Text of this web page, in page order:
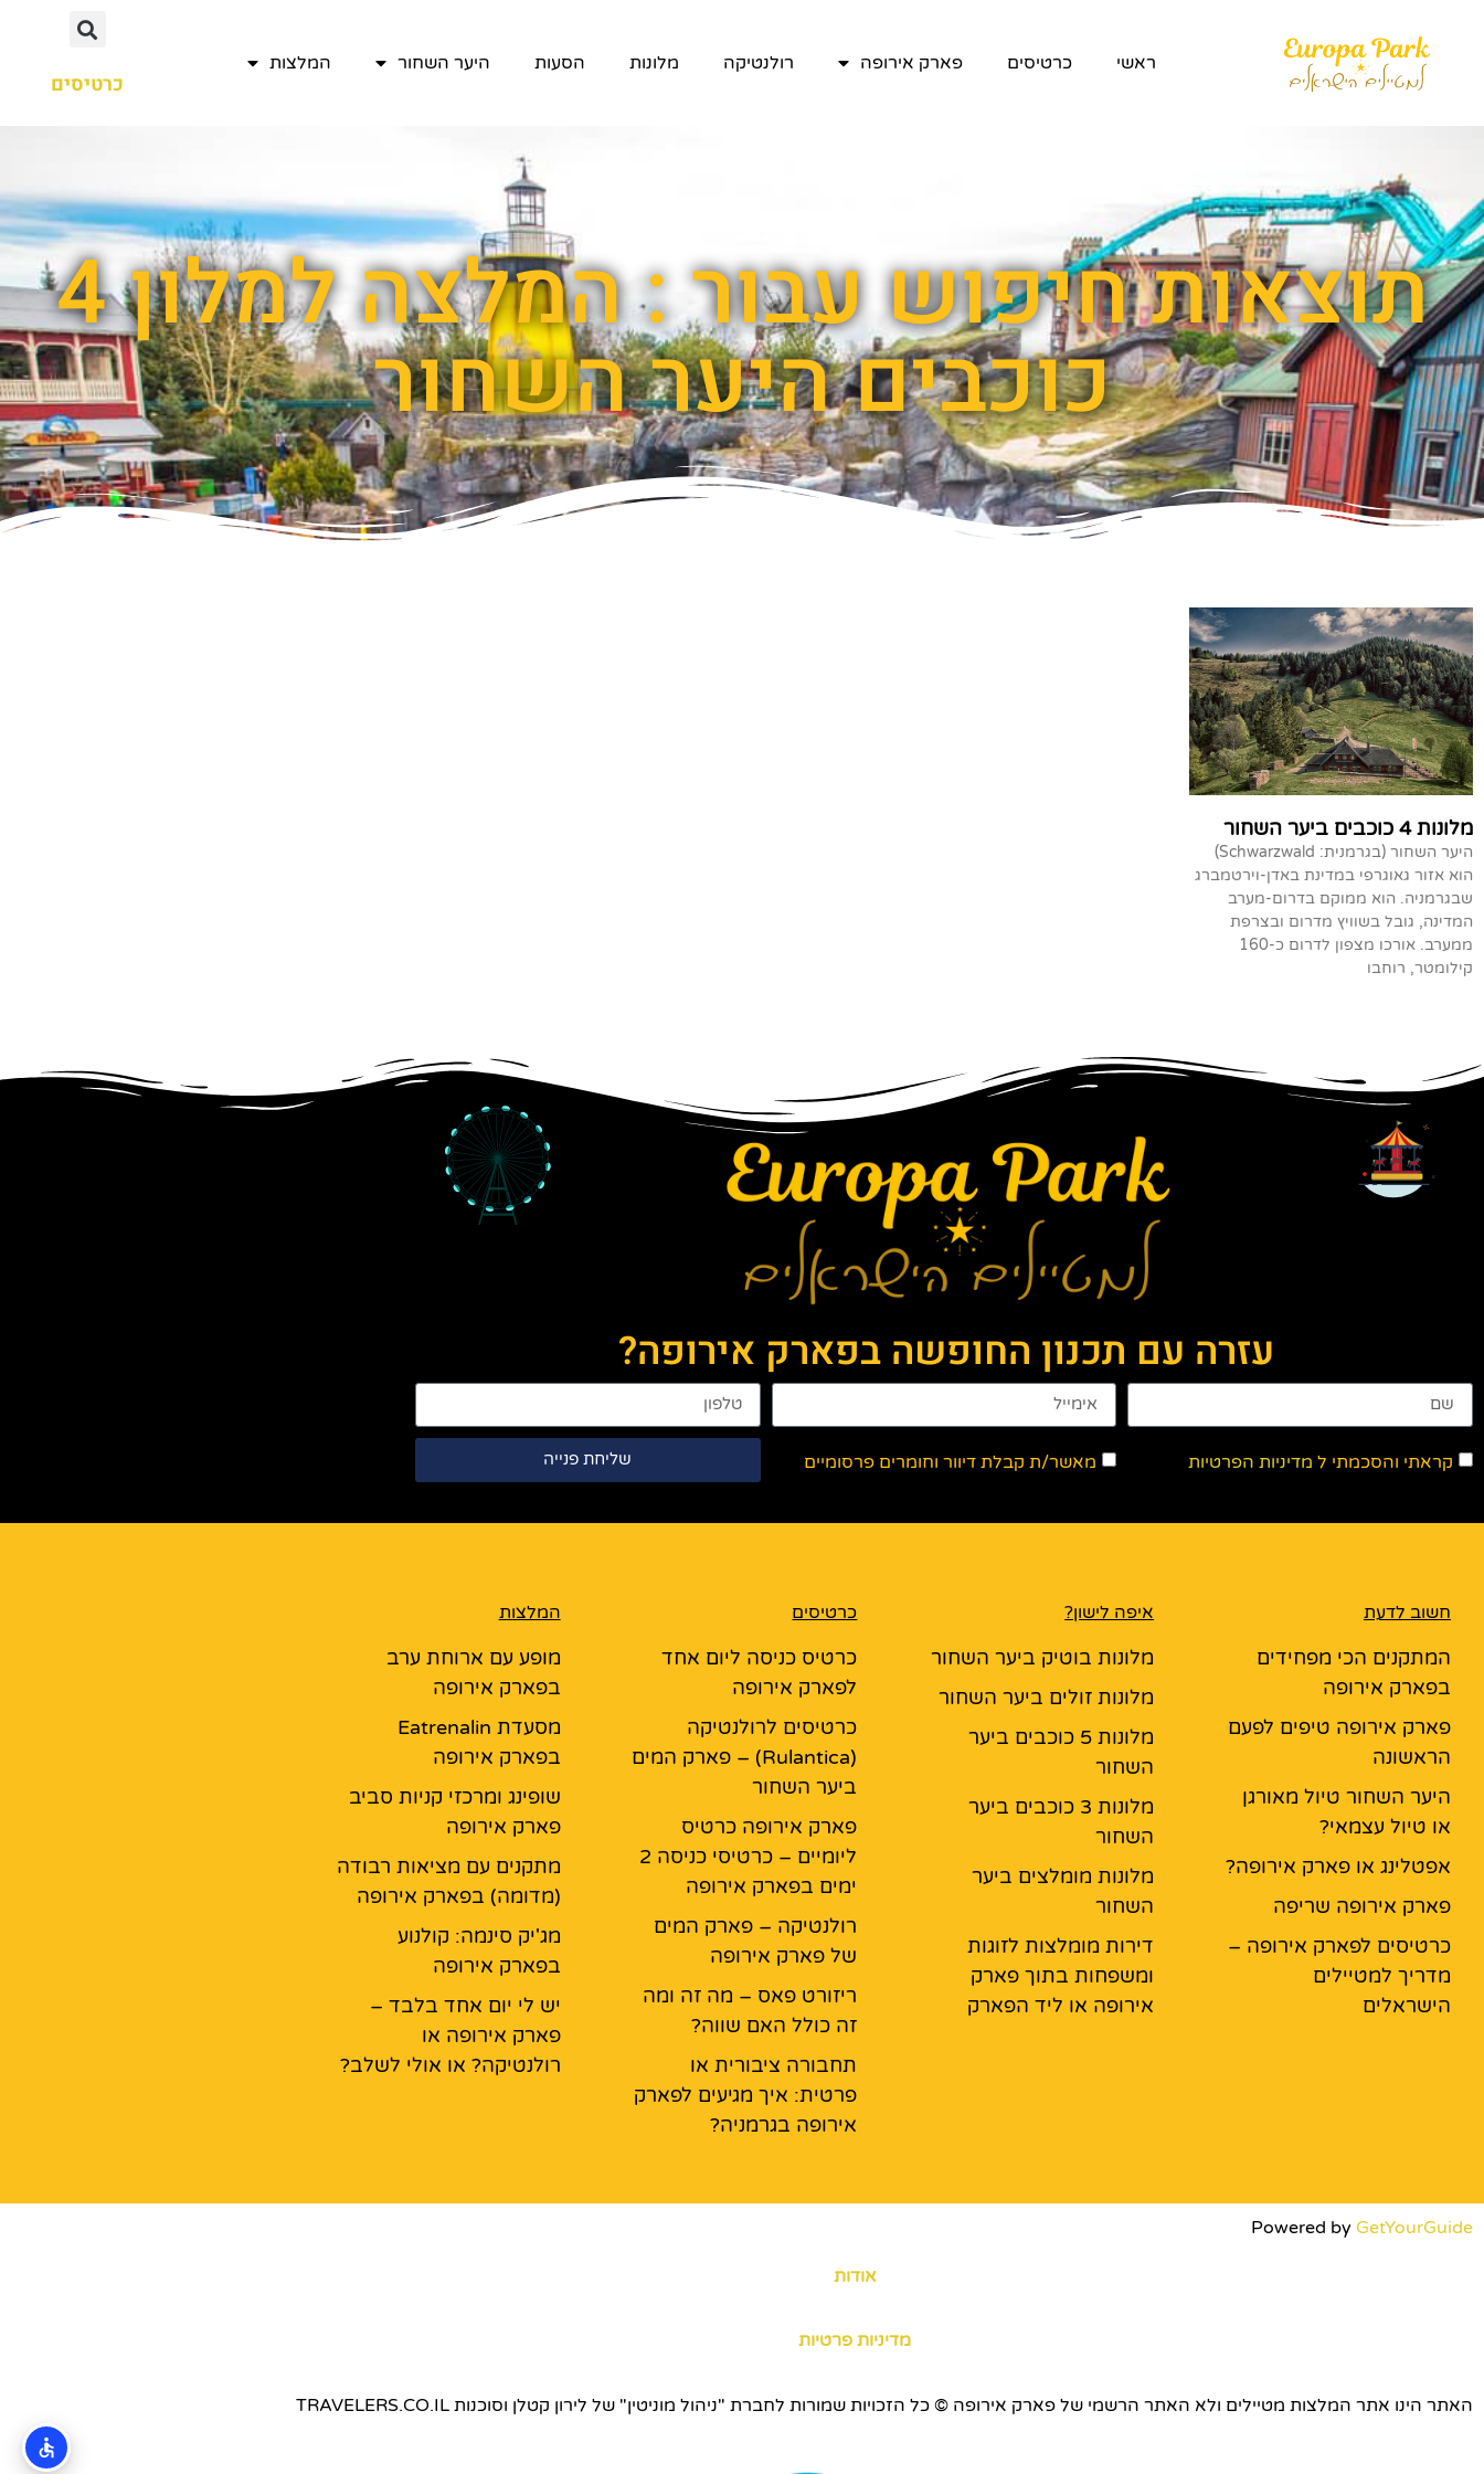
ראשי כרטיסים פארק אירופה רולנטיקה מלונות הסעות היער השחור המלצות
כרטיסים
תוצאות חיפוש עבור : המלצה למלון 4
כוכבים היער השחור
מלונות 4 כוכבים ביער השחור
היער השחור (בגרמנית: Schwarzwald)
הוא אזור גאוגרפי במדינת באדן-וירטמברג
שבגרמניה. הוא ממוקם בדרום-מערב
המדינה, גובל בשוויץ מדרום ובצרפת
ממערב. אורכו מצפון לדרום כ-160
קילומטר, רוחבו
עזרה עם תכנון החופשה בפארק אירופה?
קראתי והסכמתי ל מדיניות הפרטיות מאשר/ת קבלת דיוור וחומרים פרסומיים שליחת פנייה
חשוב לדעת
המתקנים הכי מפחידים
בפארק אירופה
פארק אירופה טיפים לפעם
הראשונה
היער השחור טיול מאורגן
או טיול עצמאי?
אפטלינג או פארק אירופה?
פארק אירופה שריפה
כרטיסים לפארק אירופה –
מדריך למטיילים
הישראלים
איפה לישון?
מלונות בוטיק ביער השחור
מלונות זולים ביער השחור
מלונות 5 כוכבים ביער
השחור
מלונות 3 כוכבים ביער
השחור
מלונות מומלצים ביער
השחור
דירות מומלצות לזוגות
ומשפחות בתוך פארק
אירופה או ליד הפארק
כרטיסים
כרטיס כניסה ליום אחד
לפארק אירופה
כרטיסים לרולנטיקה
(Rulantica) – פארק המים
ביער השחור
פארק אירופה כרטיס
ליומיים – כרטיסי כניסה 2
ימים בפארק אירופה
רולנטיקה – פארק המים
של פארק אירופה
ריזורט פאס – מה זה ומה
זה כולל האם שווה?
תחבורה ציבורית או
פרטית: איך מגיעים לפארק
אירופה בגרמניה?
המלצות
מופע עם ארוחת ערב
בפארק אירופה
מסעדת Eatrenalin
בפארק אירופה
שופינג ומרכזי קניות סביב
פארק אירופה
מתקנים עם מציאות רבודה
(מדומה) בפארק אירופה
מג'יק סינמה: קולנוע
בפארק אירופה
יש לי יום אחד בלבד –
פארק אירופה או
רולנטיקה? או אולי לשלב?
Powered by GetYourGuide
אודות
מדיניות פרטיות
האתר הינו אתר המלצות מטיילים ולא האתר הרשמי של פארק אירופה © כל הזכויות שמורות לחברת "ניהול מוניטין" של לירון קטלן וסוכנות TRAVELERS.CO.IL